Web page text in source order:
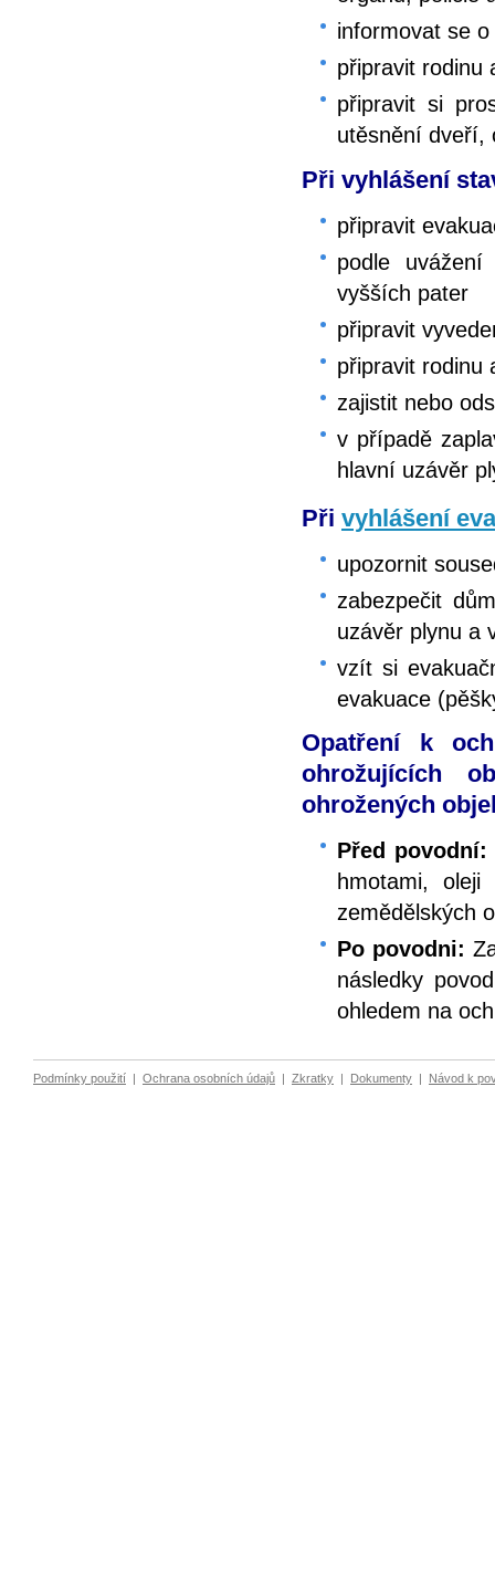
informovat se
připravit rodinu
připravit si
utěsnění dveří,
Při vyhlášení
připravit
podle
vyšších pater
připravit
připravit rodinu
zajistit nebo
v případě
hlavní uzávěr
Při vyhlášení
upozornit
zabezpečit
uzávěr plynu a
vzít si
evakuace
Opatření k
ohrožujících
ohrožených
Před povodní:
hmotami,
zemědělských
Po povodni:
následky
ohledem na
Podmínky použití | Ochrana osobních údajů | Zkratky | Dokumenty | Návod k